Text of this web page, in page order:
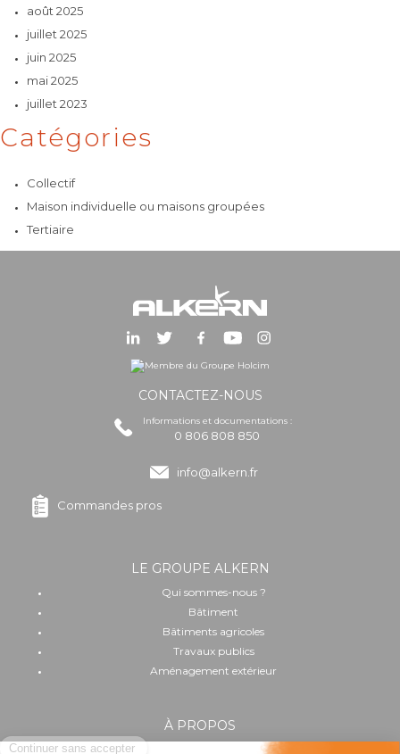
août 2025
juillet 2025
juin 2025
mai 2025
juillet 2023
Catégories
Collectif
Maison individuelle ou maisons groupées
Tertiaire
CONTACTEZ-NOUS
Informations et documentations :
0 806 808 850
info@alkern.fr
Commandes pros
LE GROUPE ALKERN
Qui sommes-nous ?
Bâtiment
Bâtiments agricoles
Travaux publics
Aménagement extérieur
À PROPOS